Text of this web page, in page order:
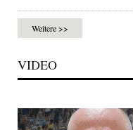
Weitere >>
VIDEO